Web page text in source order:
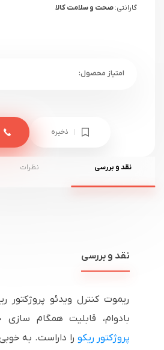
گارانتی:صحت و سلامت کالا
ذخیره
نقد و بررسی نظرات
نقد و بررسی
ریموت کنترل ویدئو پروژکتور
بادوام، قابلیت همگام سازی
پروژکتور ریکو را داراست. به